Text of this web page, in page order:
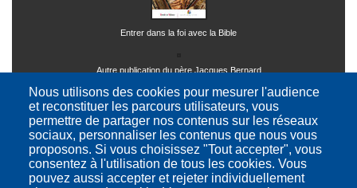
Entrer dans la foi avec la Bible
Autre publication du père Jacques Bernard
Nous utilisons des cookies pour mesurer l'audience
et reconstituer les parcours utilisateurs, vous
permettre de partager nos contenus sur les réseaux
sociaux, personnaliser les contenus que nous vous
proposons. Si vous choisissez "Tout accepter", vous
consentez à l'utilisation de tous les cookies. Vous
pouvez aussi accepter et rejeter individuellement